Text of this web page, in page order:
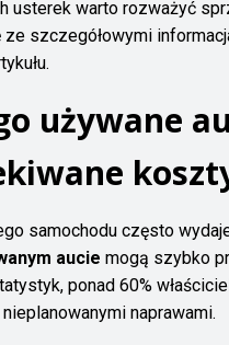
usterek warto rozważyć
ze szczegółowymi
używane
samochodu często
aucie mogą szybko
ponad 60%
naprawami.